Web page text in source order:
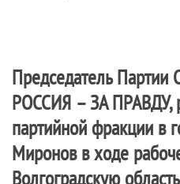
Председатель Партии
РОССИЯ – ЗА ПРАВДУ,
партийной фракции в
Миронов в ходе
Волгоградскую